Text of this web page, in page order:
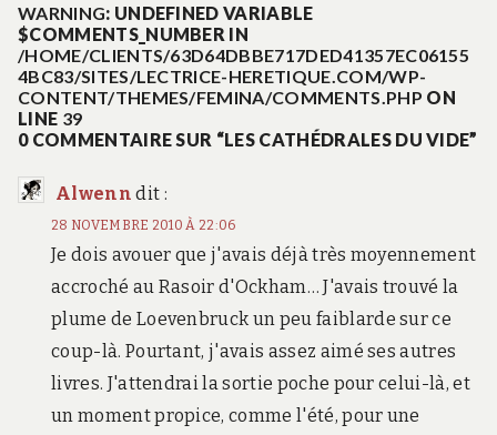
WARNING: UNDEFINED VARIABLE
$COMMENTS_NUMBER IN
/HOME/CLIENTS/63D64DBBE717DED41357EC06155
4BC83/SITES/LECTRICE-HERETIQUE.COM/WP-
CONTENT/THEMES/FEMINA/COMMENTS.PHP ON
LINE 39
0 COMMENTAIRE SUR “LES CATHÉDRALES DU VIDE”
Alwenn dit :
28 NOVEMBRE 2010 À 22:06
Je dois avouer que j'avais déjà très moyennement
accroché au Rasoir d'Ockham… J'avais trouvé la
plume de Loevenbruck un peu faiblarde sur ce
coup-là. Pourtant, j'avais assez aimé ses autres
livres. J'attendrai la sortie poche pour celui-là, et
un moment propice, comme l'été, pour une